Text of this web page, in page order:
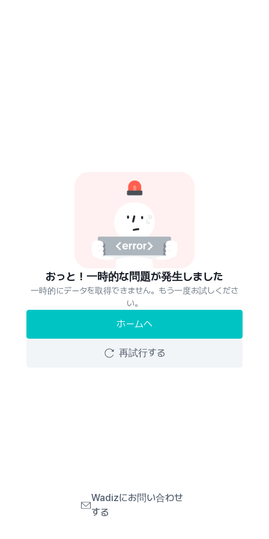
おっと！一時的な問題が発生しました
一時的にデータを取得できません。もう一度お試しくださ
い。
ホームへ
再試行する
Wadizにお問い合わせ
する